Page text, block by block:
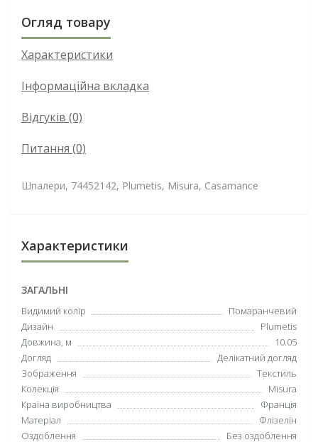
Огляд товару
Характеристики
Інформаційна вкладка
Відгуків (0)
Питання (0)
Шпалери, 74452142, Plumetis, Misura, Casamance
Характеристики
ЗАГАЛЬНІ
Видимий колір
Помаранчевий
Дизайн
Plumetis
Довжина, м
10.05
Догляд
Делікатний догляд
Зображення
Текстиль
Колекція
Misura
Країна виробництва
Франція
Матеріал
Флізелін
Оздоблення
Без оздоблення